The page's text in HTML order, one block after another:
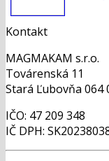
Kontakt
MAGMAKAM s.r.o.
Továrenská 11
Stará Ľubovňa 064
IČO: 47 209 348
IČ DPH: